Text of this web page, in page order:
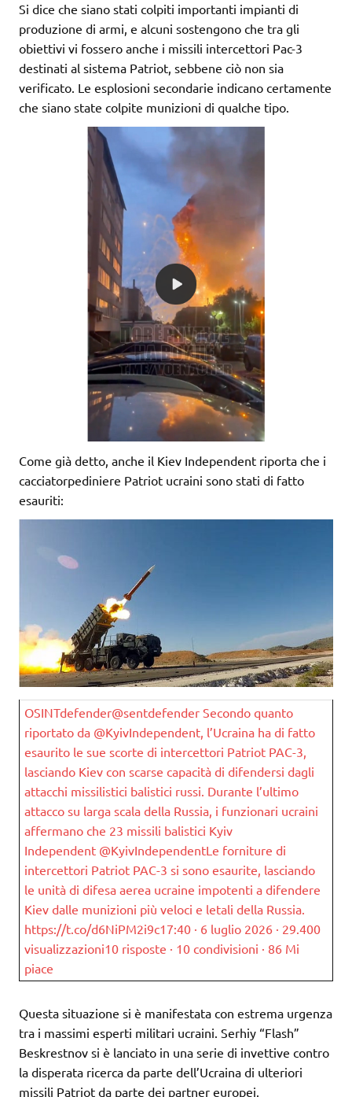
Si dice che siano stati colpiti importanti impianti di
produzione di armi, e alcuni sostengono che tra gli
obiettivi vi fossero anche i missili intercettori Pac-3
destinati al sistema Patriot, sebbene ciò non sia
verificato. Le esplosioni secondarie indicano certamente
che siano state colpite munizioni di qualche tipo.
Come già detto, anche il Kiev Independent riporta che i
cacciatorpediniere Patriot ucraini sono stati di fatto
esauriti:
OSINTdefender@sentdefender Secondo quanto
riportato da @KyivIndependent, l’Ucraina ha di fatto
esaurito le sue scorte di intercettori Patriot PAC-3,
lasciando Kiev con scarse capacità di difendersi dagli
attacchi missilistici balistici russi. Durante l’ultimo
attacco su larga scala della Russia, i funzionari ucraini
affermano che 23 missili balistici Kyiv
Independent @KyivIndependentLe forniture di
intercettori Patriot PAC-3 si sono esaurite, lasciando
le unità di difesa aerea ucraine impotenti a difendere
Kiev dalle munizioni più veloci e letali della Russia.
https://t.co/d6NiPM2i9c17:40 · 6 luglio 2026 · 29.400
visualizzazioni10 risposte · 10 condivisioni · 86 Mi
piace
Questa situazione si è manifestata con estrema urgenza
tra i massimi esperti militari ucraini. Serhiy “Flash”
Beskrestnov si è lanciato in una serie di invettive contro
la disperata ricerca da parte dell’Ucraina di ulteriori
missili Patriot da parte dei partner europei.